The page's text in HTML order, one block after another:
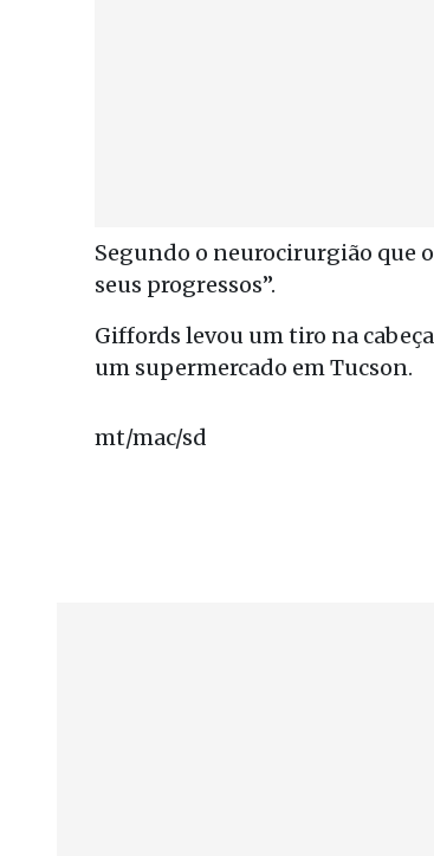
Segundo o neurocirurgião que
seus progressos”.
Giffords levou um tiro na
um supermercado em Tucson.
mt/mac/sd